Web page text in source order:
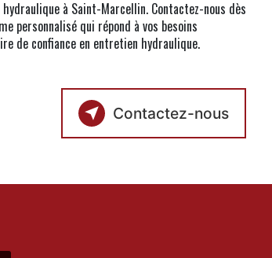
à Saint-Marcellin. Contactez-nous dès
personnalisé qui répond à vos besoins
de confiance en entretien hydraulique.
Contactez-nous